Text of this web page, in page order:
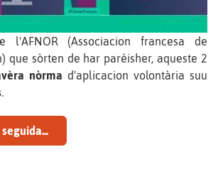
(Associacion francesa de
que sòrten de har paréisher, aqueste 2
nòrma d'aplicacion volontària suu
.